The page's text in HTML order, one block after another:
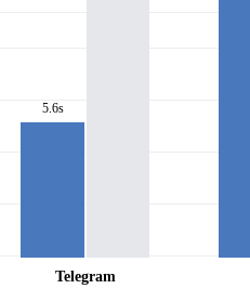
5.6s
Telegram